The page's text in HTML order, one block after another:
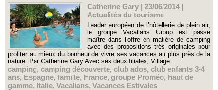
Catherine Gary | 23/06/2014 |
Actualités du tourisme
Leader européen de l’hôtellerie de plein air,
le groupe Vacalians Group est passé
maître dans l’offre en matière de camping
avec des propositions très originales pour
profiter au mieux du bonheur de vivre ses vacances au plus près de la
nature. Par Catherine Gary Avec ses deux filiales, Village...
camping, camping découverte, club ados, club enfants 3-4
ans, Espagne, famille, France, groupe Proméo, haut de
gamme, Italie, Vacalians, Vacances Estivales